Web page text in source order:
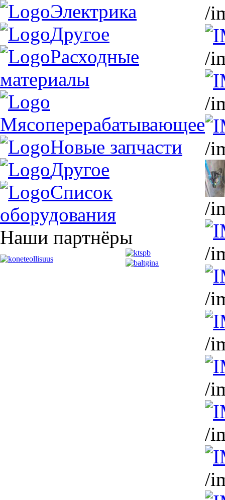
Электрика
Другое
Расходные
материалы
Мясоперерабатывающее
Новые запчасти
Другое
Список
оборудования
Наши партнёры
/
/
/
/
/
/
/
/
/
/
/